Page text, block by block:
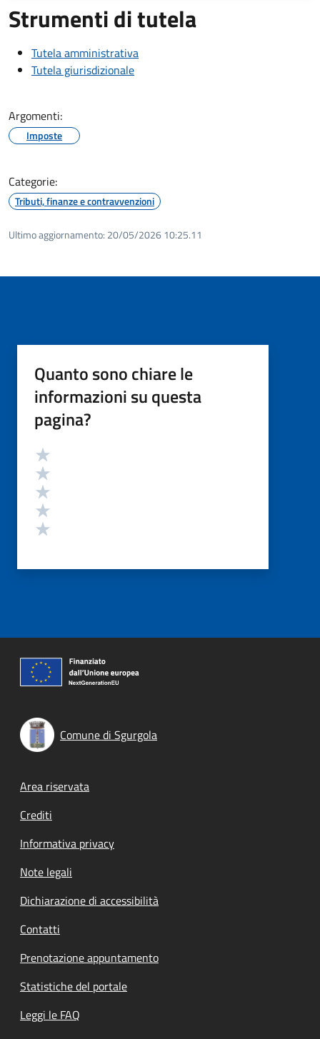
Strumenti di tutela
Tutela amministrativa
Tutela giurisdizionale
Argomenti:
Imposte
Categorie:
Tributi, finanze e contravvenzioni
Ultimo aggiornamento: 20/05/2026 10:25.11
Quanto sono chiare le
informazioni su questa
pagina?
Valutazione
Comune di Sgurgola
Footer menu
Area riservata
Crediti
Informativa privacy
Note legali
Dichiarazione di accessibilità
Contatti
Prenotazione appuntamento
Statistiche del portale
Leggi le FAQ